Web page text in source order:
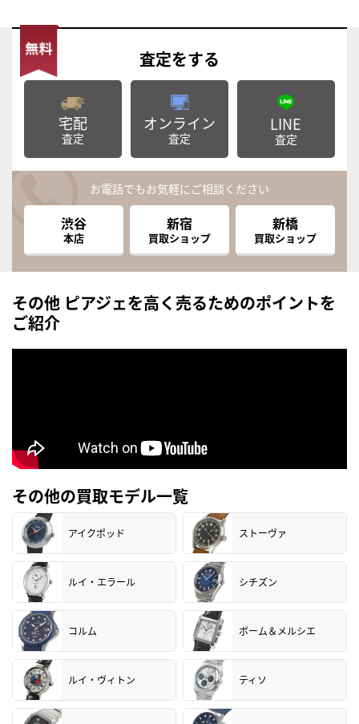
査定をする
宅配
査定
オンライン
査定
LINE
査定
お電話でもお気軽にご相談ください
渋谷
本店
新宿
買取ショップ
新橋
買取ショップ
その他 ピアジェを高く売るためのポイントを
ご紹介
その他の買取モデル一覧
アイクポッド ストーヴァ
ルイ・エラール シチズン
コルム ボーム＆メルシエ
ルイ・ヴィトン ティソ